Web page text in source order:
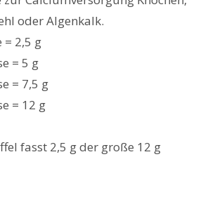
oder Algenkalk.
= 2,5 g
= 5 g
= 7,5 g
= 12 g
fasst 2,5 g der große 12 g